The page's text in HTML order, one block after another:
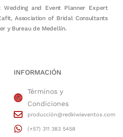
and Event Planner Expert
Association of Bridal Consultants
y Bureau de Medellín.
INFORMACIÓN
Términos y
Condiciones
producción@redkiwieventos.com
(+57) 311 383 5458